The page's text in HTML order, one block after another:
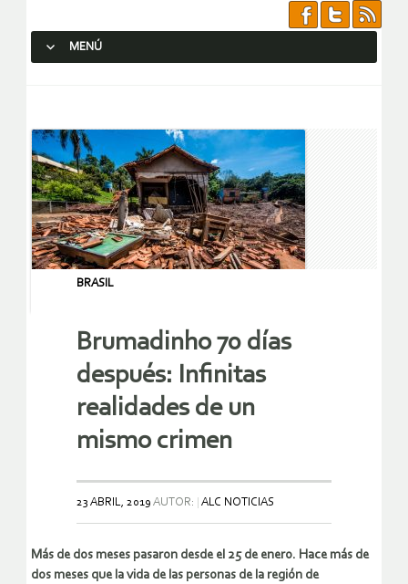
MENÚ
BRASIL
Brumadinho 70 días
después: Infinitas
realidades de un
mismo crimen
23 ABRIL, 2019 AUTOR: ALC NOTICIAS
Más de dos meses pasaron desde el 25 de enero. Hace más de
dos meses que la vida de las personas de la región de